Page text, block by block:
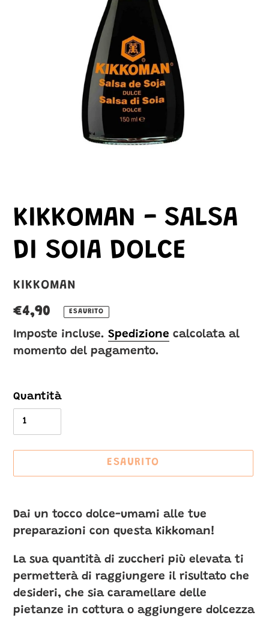
KIKKOMAN - SALSA
DI SOIA DOLCE
VENDITORE
KIKKOMAN
Prezzo
di
listino
€4,90 ESAURITO
Imposte incluse. Spedizione calcolata al
momento del pagamento.
Quantità
ESAURITO
del
prodotto
carrello
Dai un tocco dolce-umami alle tue
preparazioni con questa Kikkoman!
La sua quantità di zuccheri più elevata ti
permetterà di raggiungere il risultato che
desideri, che sia caramellare delle
pietanze in cottura o aggiungere dolcezza